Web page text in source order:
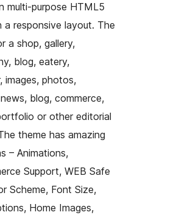
multi-purpose HTML5
a responsive layout. The
a shop, gallery,
blog, eatery,
images, photos,
blog, commerce,
or other editorial
theme has amazing
– Animations,
Support, WEB Safe
Scheme, Font Size,
Home Images,